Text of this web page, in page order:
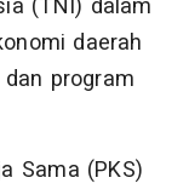
(TNI) dalam
daerah
program
Sama (PKS)